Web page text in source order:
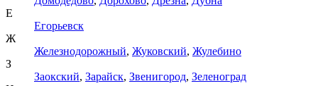
Е
Егорьевск
Ж
Железнодорожный, Жуковский, Жулебино
З
Заокский, Зарайск, Звенигород, Зеленоград